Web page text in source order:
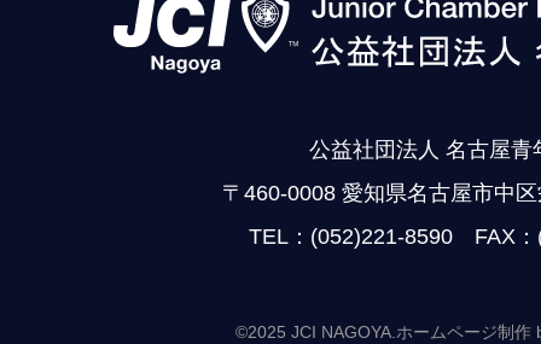
公益社団法人 名古屋青
〒460-0008 愛知県名古屋市中
TEL：(052)221-8590 FAX：
©2025 JCI NAGOYA. ホームページ制作